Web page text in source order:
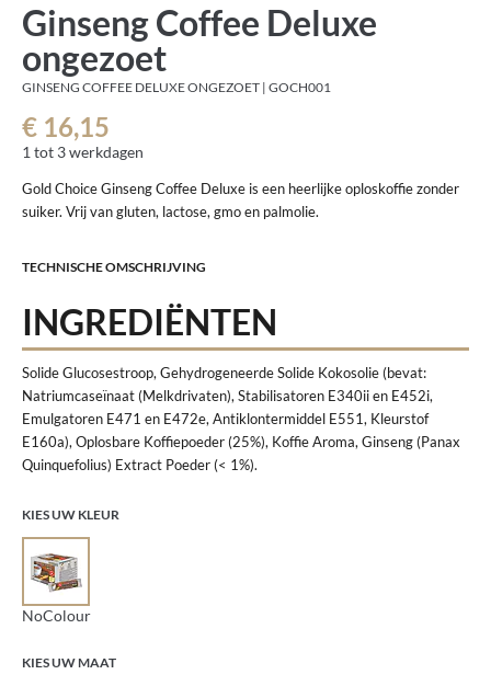
Ginseng Coffee Deluxe
ongezoet
GINSENG COFFEE DELUXE ONGEZOET | GOCH001
€ 16,15
1 tot 3 werkdagen
Gold Choice Ginseng Coffee Deluxe is een heerlijke oploskoffie zonder
suiker. Vrij van gluten, lactose, gmo en palmolie.
TECHNISCHE OMSCHRIJVING
INGREDIËNTEN
Solide Glucosestroop, Gehydrogeneerde Solide Kokosolie (bevat:
Natriumcaseïnaat (Melkdrivaten), Stabilisatoren E340ii en E452i,
Emulgatoren E471 en E472e, Antiklontermiddel E551, Kleurstof
E160a), Oplosbare Koffiepoeder (25%), Koffie Aroma, Ginseng (Panax
Quinquefolius) Extract Poeder (< 1%).
KIES UW KLEUR
NoColour
KIES UW MAAT